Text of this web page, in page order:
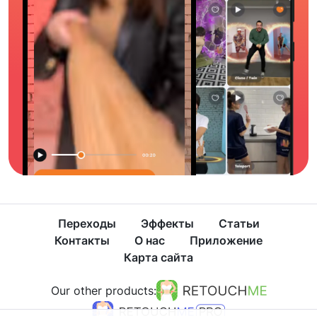
Переходы Эффекты
Статьи
Контакты
О нас
Приложение
Карта сайта
Our other products: